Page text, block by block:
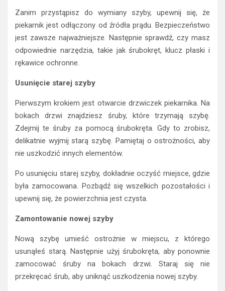
Zanim przystąpisz do wymiany szyby, upewnij się, że
piekarnik jest odłączony od źródła prądu. Bezpieczeństwo
jest zawsze najważniejsze. Następnie sprawdź, czy masz
odpowiednie narzędzia, takie jak śrubokręt, klucz płaski i
rękawice ochronne.
Usunięcie starej szyby
Pierwszym krokiem jest otwarcie drzwiczek piekarnika. Na
bokach drzwi znajdziesz śruby, które trzymają szybę.
Zdejmij te śruby za pomocą śrubokręta. Gdy to zrobisz,
delikatnie wyjmij starą szybę. Pamiętaj o ostrożności, aby
nie uszkodzić innych elementów.
Po usunięciu starej szyby, dokładnie oczyść miejsce, gdzie
była zamocowana. Pozbądź się wszelkich pozostałości i
upewnij się, że powierzchnia jest czysta.
Zamontowanie nowej szyby
Nową szybę umieść ostrożnie w miejscu, z którego
usunąłeś starą. Następnie użyj śrubokręta, aby ponownie
zamocować śruby na bokach drzwi. Staraj się nie
przekręcać śrub, aby uniknąć uszkodzenia nowej szyby.